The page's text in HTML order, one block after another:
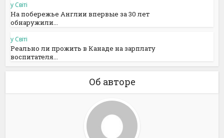
у Світі
На побережье Англии впервые за 30 лет
обнаружили...
у Світі
Реально ли прожить в Канаде на зарплату
воспитателя...
Об авторе